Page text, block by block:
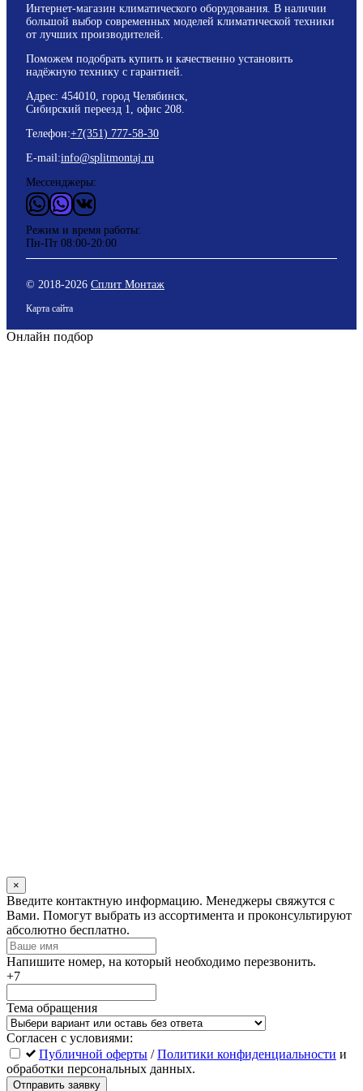
Интернет-магазин климатического оборудования. В наличии
большой выбор современных моделей климатической техники
от лучших производителей.
Поможем подобрать купить и качественно установить
надёжную технику с гарантией.
Адрес: 454010, город Челябинск,
Сибирский переезд 1, офис 208.
Телефон:+7(351) 777-58-30
E-mail:info@splitmontaj.ru
Мессенджеры:
WhatsApp
ViderВКонтакте
Режим и время работы:
Пн-Пт 08:00-20:00
© 2018-2026 Сплит Монтаж
Карта сайта
Онлайн подбор
×
Оставьте
это
поле
пустым
Введите контактную информацию. Менеджеры свяжутся с
Вами. Помогут выбрать из ассортимента и проконсультируют
абсолютно бесплатно.
Напишите номер, на который необходимо перезвонить.
+7
Тема обращения
Согласен с условиями:
Публичной оферты /Политики конфиденциальности и
обработки персональных данных.
Отправить заявку